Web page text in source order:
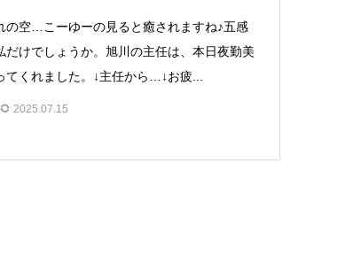
の空…こーゆーの見ると癒されますね♪五感
だけでしょうか。旭川の主任は、本日夜勤美
てくれました。↓主任から…↓お疲...
2025.07.15